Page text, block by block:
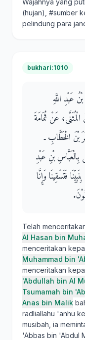
Wajahnya yang
(hujan), #sumber
pelindung para
bukhari:1010
عَبْدِ اللَّهِ
عَنْ ثُمَامَةَ
بْنَ الْخَطَّابِ ـ
بِالْعَبَّاسِ بْنِ عَبْدِ
فَتَسْقِينَا وَإِنَّا
Telah
Al Hasan bin
menceritakan
Muhammad bin
menceritakan
'Abdullah bin Al
Tsumamah bin
Anas bin Malik
radliallahu 'anhu
musibah, ia
'Abbas bin 'Abdul